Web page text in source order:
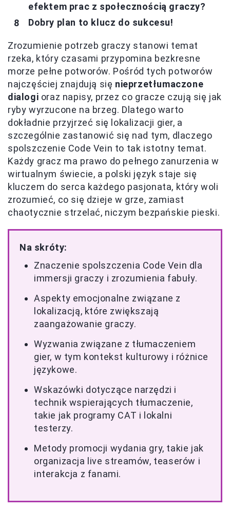
efektem prac z społecznością graczy?
Dobry plan to klucz do sukcesu!
Zrozumienie potrzeb graczy stanowi temat
rzeka, który czasami przypomina bezkresne
morze pełne potworów. Pośród tych potworów
najczęściej znajdują się nieprzetłumaczone
dialogi oraz napisy, przez co gracze czują się jak
ryby wyrzucone na brzeg. Dlatego warto
dokładnie przyjrzeć się lokalizacji gier, a
szczególnie zastanowić się nad tym, dlaczego
spolszczenie Code Vein to tak istotny temat.
Każdy gracz ma prawo do pełnego zanurzenia w
wirtualnym świecie, a polski język staje się
kluczem do serca każdego pasjonata, który woli
zrozumieć, co się dzieje w grze, zamiast
chaotycznie strzelać, niczym bezpańskie pieski.
Na skróty:
Znaczenie spolszczenia Code Vein dla
immersji graczy i zrozumienia fabuły.
Aspekty emocjonalne związane z
lokalizacją, które zwiększają
zaangażowanie graczy.
Wyzwania związane z tłumaczeniem
gier, w tym kontekst kulturowy i różnice
językowe.
Wskazówki dotyczące narzędzi i
technik wspierających tłumaczenie,
takie jak programy CAT i lokalni
testerzy.
Metody promocji wydania gry, takie jak
organizacja live streamów, teaserów i
interakcja z fanami.